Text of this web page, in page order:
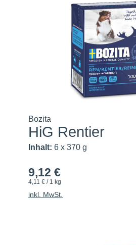
Bozita
HiG Rentier
Inhalt: 6 x 370 g
9,12 €
4,11 € / 1 kg
inkl. MwSt.